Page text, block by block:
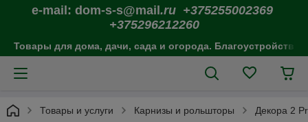
e-mail: dom-s-s@mail .ru +375255002369
+375296212260
Товары для дома, дачи, сада и огорода. Благоустройство
Товары и услуги Карнизы и рольшторы Декора 2